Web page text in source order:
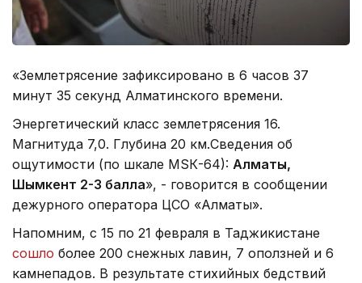
«Землетрясение зафиксировано в 6 часов 37
минут 35 секунд Алматинского времени.
Энергетический класс землетрясения 16.
Магнитуда 7,0. Глубина 20 км.Сведения об
ощутимости (по шкале МSК-64): Алматы,
Шымкент 2-3 балла», - говорится в сообщении
дежурного оператора ЦСО «Алматы».
Напомним, с 15 по 21 февраля в Таджикистане
сошло более 200 снежных лавин, 7 оползней и 6
камнепадов. В результате стихийных бедствий